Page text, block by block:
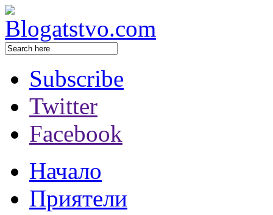
Subscribe
Twitter
Facebook
Начало
Приятели